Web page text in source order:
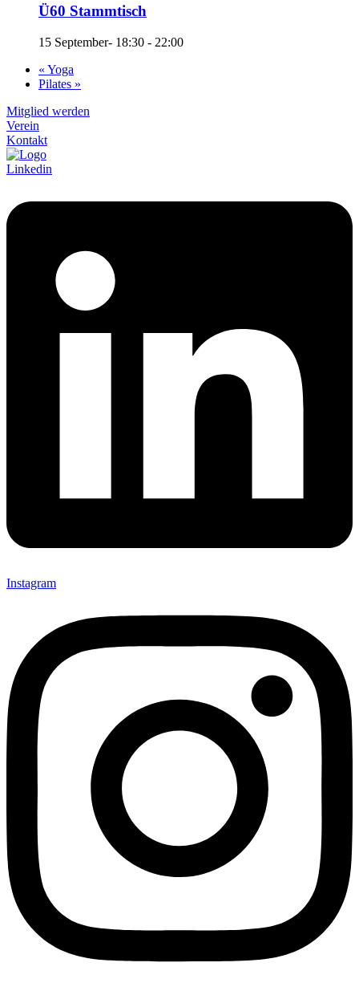
Ü60 Stammtisch
15 September- 18:30 - 22:00
« Yoga
Pilates »
Mitglied werden
Verein
Kontakt
Linkedin
Instagram